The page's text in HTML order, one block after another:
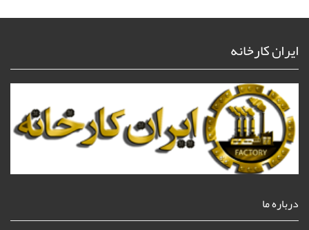
ایران کارخانه
درباره ما